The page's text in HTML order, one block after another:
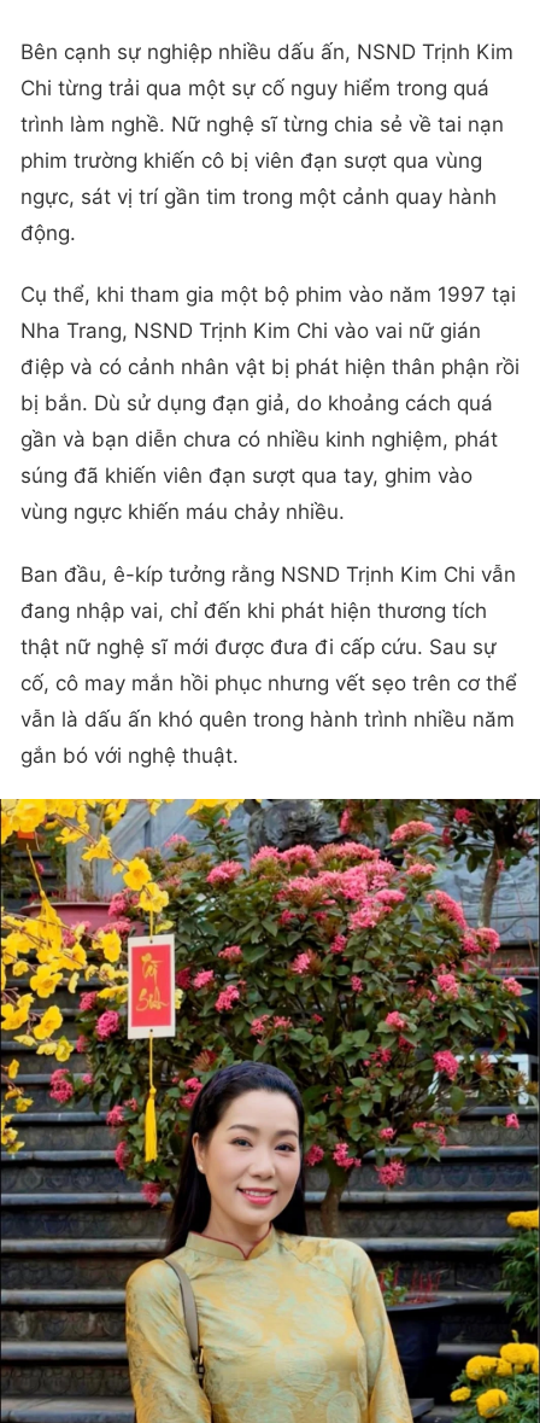
Bên cạnh sự nghiệp nhiều dấu ấn, NSND Trịnh Kim
Chi từng trải qua một sự cố nguy hiểm trong quá
trình làm nghề. Nữ nghệ sĩ từng chia sẻ về tai nạn
phim trường khiến cô bị viên đạn sượt qua vùng
ngực, sát vị trí gần tim trong một cảnh quay hành
động.
Cụ thể, khi tham gia một bộ phim vào năm 1997 tại
Nha Trang, NSND Trịnh Kim Chi vào vai nữ gián
điệp và có cảnh nhân vật bị phát hiện thân phận rồi
bị bắn. Dù sử dụng đạn giả, do khoảng cách quá
gần và bạn diễn chưa có nhiều kinh nghiệm, phát
súng đã khiến viên đạn sượt qua tay, ghim vào
vùng ngực khiến máu chảy nhiều.
Ban đầu, ê-kíp tưởng rằng NSND Trịnh Kim Chi vẫn
đang nhập vai, chỉ đến khi phát hiện thương tích
thật nữ nghệ sĩ mới được đưa đi cấp cứu. Sau sự
cố, cô may mắn hồi phục nhưng vết sẹo trên cơ thể
vẫn là dấu ấn khó quên trong hành trình nhiều năm
gắn bó với nghệ thuật.